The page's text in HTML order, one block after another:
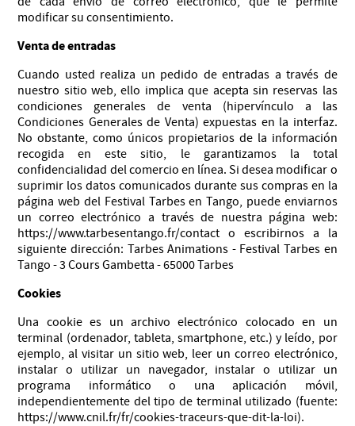
modificar su consentimiento.
Venta de entradas
Cuando usted realiza un pedido de entradas a través de
nuestro sitio web, ello implica que acepta sin reservas las
condiciones generales de venta (hipervínculo a las
Condiciones Generales de Venta) expuestas en la interfaz.
No obstante, como únicos propietarios de la información
recogida en este sitio, le garantizamos la total
confidencialidad del comercio en línea. Si desea modificar o
suprimir los datos comunicados durante sus compras en la
página web del Festival Tarbes en Tango, puede enviarnos
un correo electrónico a través de nuestra página web:
https://www.tarbesentango.fr/contact o escribirnos a la
siguiente dirección: Tarbes Animations - Festival Tarbes en
Tango - 3 Cours Gambetta - 65000 Tarbes
Cookies
Una cookie es un archivo electrónico colocado en un
terminal (ordenador, tableta, smartphone, etc.) y leído, por
ejemplo, al visitar un sitio web, leer un correo electrónico,
instalar o utilizar un navegador, instalar o utilizar un
programa informático o una aplicación móvil,
independientemente del tipo de terminal utilizado (fuente:
https://www.cnil.fr/fr/cookies-traceurs-que-dit-la-loi).